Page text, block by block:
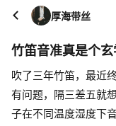
厚海带丝
竹笛音准真是个
吹了三年竹笛，最近
有问题，隔三差五就
子在不同温度湿度下